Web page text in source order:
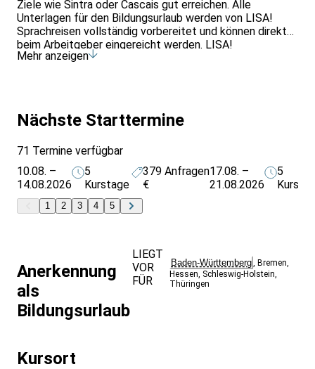
Ziele wie Sintra oder Cascais gut erreichen. Alle
Unterlagen für den Bildungsurlaub werden von LISA!
Sprachreisen vollständig vorbereitet und können direkt
beim Arbeitgeber eingereicht werden. LISA!
Sprachreisen gehört zu den erfahrensten Anbietern für
Mehr anzeigen
Nächste Starttermine
71 Termine verfügbar
10.08. –
14.08.2026
5
Kurstage
379
€
Anfragen17.08. –
21.08.2026
5
1 2 3 4 5
Anerkennung
als
Bildungsurlaub
LIEGT
VOR
FÜR
Baden-Württemberg, Bremen,
Hessen, Schleswig-Holstein,
Thüringen
Kursort